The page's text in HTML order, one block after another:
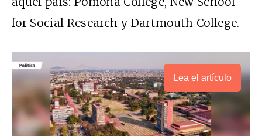
for Social Research y Dartmouth College.
Lea el artículo